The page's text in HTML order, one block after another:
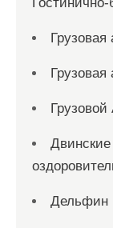
Грузовая
Грузовая
Грузовой
Дельфин